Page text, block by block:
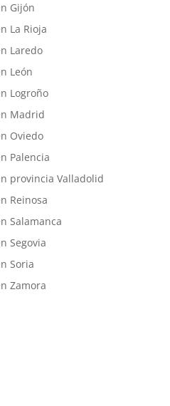
Gijón
La Rioja
Laredo
León
Logroño
Madrid
Oviedo
Palencia
provincia Valladolid
Reinosa
Salamanca
Segovia
Soria
Zamora